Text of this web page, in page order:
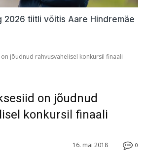
2026 tiitli võitis Aare Hindremäe